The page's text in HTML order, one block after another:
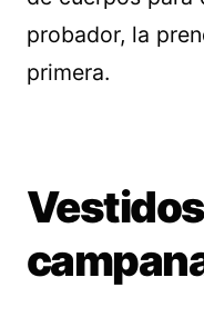
probador, la
primera.